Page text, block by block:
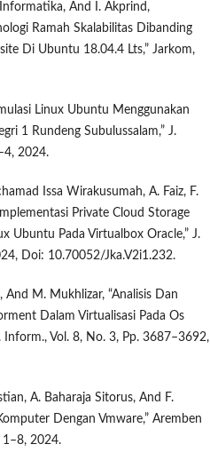
And I. Akprind,
Ramah Skalabilitas Dibanding
Di Ubuntu 18.04.4 Lts,” Jarkom,
Linux Ubuntu Menggunakan
1 Rundeng Subulussalam,” J.
2024.
Issa Wirakusumah, A. Faiz, F.
Private Cloud Storage
Ubuntu Pada Virtualbox Oracle,” J.
Doi: 10.70052/Jka.V2i1.232.
And M. Mukhlizar, “Analisis Dan
Dalam Virtualisasi Pada Os
Inform., Vol. 8, No. 3, Pp. 3687–3692,
A. Baharaja Sitorus, And F.
Dengan Vmware,” Aremben
1–8, 2024.